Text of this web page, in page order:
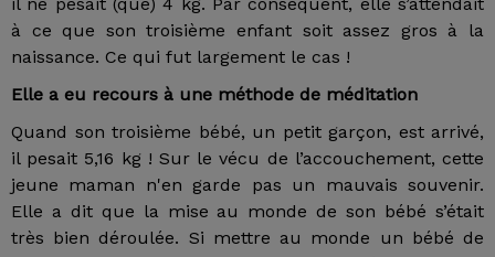
à ce que son troisième enfant soit assez gros à la
naissance. Ce qui fut largement le cas !
Elle a eu recours à une méthode de méditation
Quand son troisième bébé, un petit garçon, est arrivé,
il pesait 5,16 kg ! Sur le vécu de l’accouchement, cette
jeune maman n'en garde pas un mauvais souvenir.
Elle a dit que la mise au monde de son bébé s’était
très bien déroulée. Si mettre au monde un bébé de